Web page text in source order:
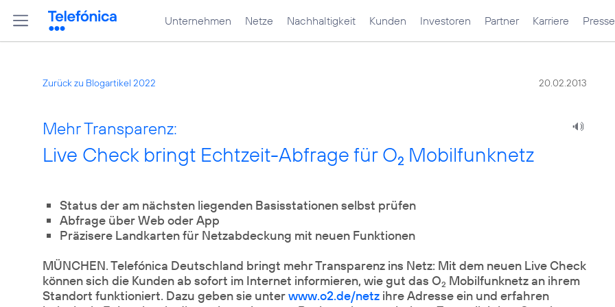
Unternehmen Netze Nachhaltigkeit Kunden Investoren Partner Karriere Presse
Zurück zu Blogartikel 2022 20.02.2013
Mehr Transparenz:
Live Check bringt Echtzeit-Abfrage für O2 Mobilfunknetz
Status der am nächsten liegenden Basisstationen selbst prüfen
Abfrage über Web oder App
Präzisere Landkarten für Netzabdeckung mit neuen Funktionen
MÜNCHEN. Telefónica Deutschland bringt mehr Transparenz ins Netz: Mit dem neuen Live Check
können sich die Kunden ab sofort im Internet informieren, wie gut das O2 Mobilfunknetz an ihrem
Standort funktioniert. Dazu geben sie unterwww.o2.de/netz ihre Adresse ein und erfahren